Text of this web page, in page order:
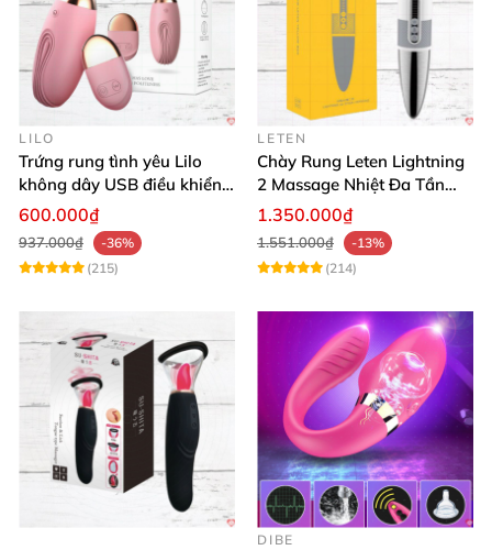
LILO
Trứng rung tình yêu Lilo
không dây USB điều khiển
remote tiện lợi
600.000₫
937.000₫
-36%
(215)
LETEN
Chày Rung Leten Lightning
2 Massage Nhiệt Đa Tần
Rung Toàn Thân
1.350.000₫
1.551.000₫
-13%
(214)
DIBE